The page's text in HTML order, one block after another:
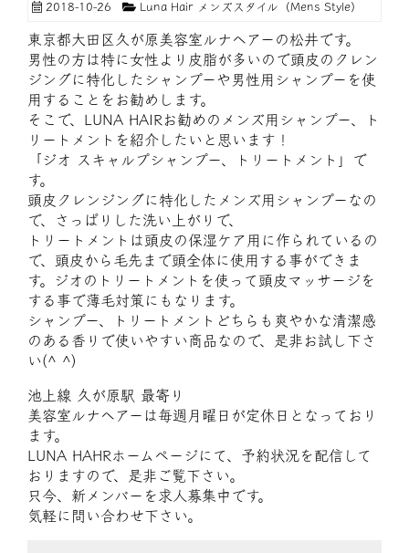
2018-10-26 Luna Hair メンズスタイル（Mens Style）
東京都大田区久が原美容室ルナヘアーの松井です。
男性の方は特に女性より皮脂が多いので頭皮のクレン
ジングに特化したシャンプーや男性用シャンプーを使
用することをお勧めします。
そこで、LUNA HAIRお勧めのメンズ用シャンプー、ト
リートメントを紹介したいと思います！
「ジオ スキャルプシャンプー、トリートメント」で
す。
頭皮クレンジングに特化したメンズ用シャンプーなの
で、さっぱりした洗い上がりで、
トリートメントは頭皮の保湿ケア用に作られているの
で、頭皮から毛先まで頭全体に使用する事ができま
す。ジオのトリートメントを使って頭皮マッサージを
する事で薄毛対策にもなります。
シャンプー、トリートメントどちらも爽やかな清潔感
のある香りで使いやすい商品なので、是非お試し下さ
い(^ ^)
池上線 久が原駅 最寄り
美容室ルナヘアーは毎週月曜日が定休日となっており
ます。
LUNA HAHRホームページにて、予約状況を配信して
おりますので、是非ご覧下さい。
只今、新メンバーを求人募集中です。
気軽に問い合わせ下さい。